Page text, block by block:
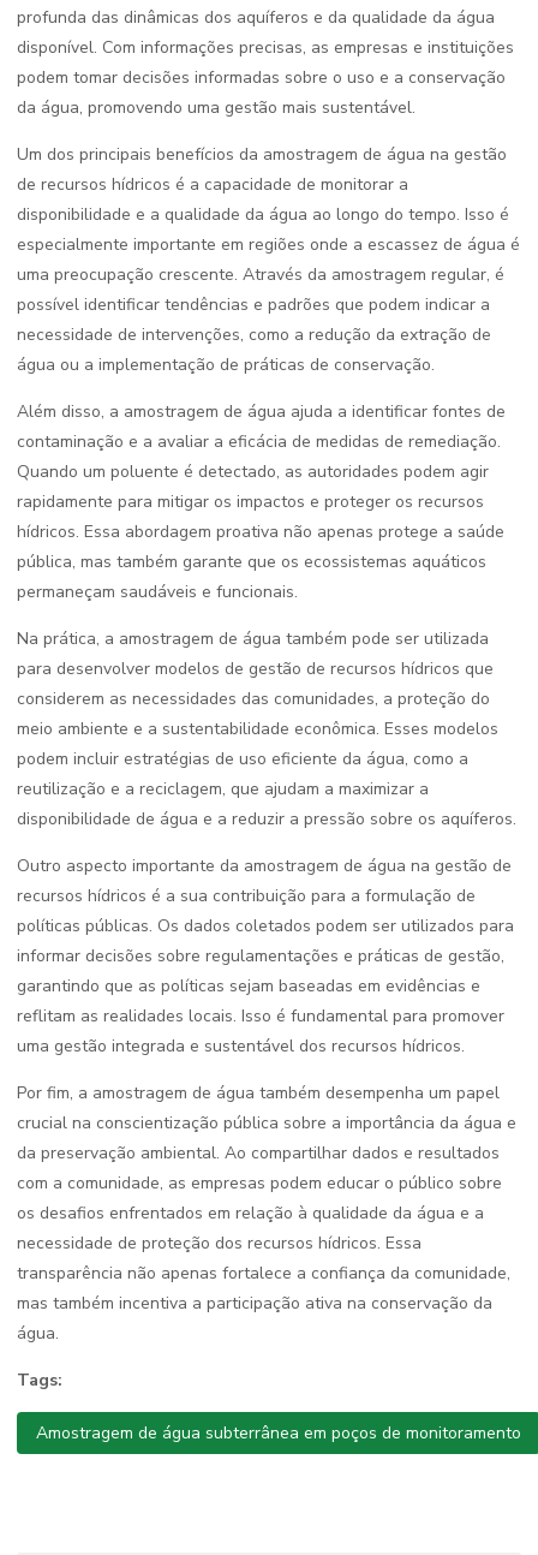
profunda das dinâmicas dos aquíferos e da qualidade da água
disponível. Com informações precisas, as empresas e instituições
podem tomar decisões informadas sobre o uso e a conservação
da água, promovendo uma gestão mais sustentável.
Um dos principais benefícios da amostragem de água na gestão
de recursos hídricos é a capacidade de monitorar a
disponibilidade e a qualidade da água ao longo do tempo. Isso é
especialmente importante em regiões onde a escassez de água é
uma preocupação crescente. Através da amostragem regular, é
possível identificar tendências e padrões que podem indicar a
necessidade de intervenções, como a redução da extração de
água ou a implementação de práticas de conservação.
Além disso, a amostragem de água ajuda a identificar fontes de
contaminação e a avaliar a eficácia de medidas de remediação.
Quando um poluente é detectado, as autoridades podem agir
rapidamente para mitigar os impactos e proteger os recursos
hídricos. Essa abordagem proativa não apenas protege a saúde
pública, mas também garante que os ecossistemas aquáticos
permaneçam saudáveis e funcionais.
Na prática, a amostragem de água também pode ser utilizada
para desenvolver modelos de gestão de recursos hídricos que
considerem as necessidades das comunidades, a proteção do
meio ambiente e a sustentabilidade econômica. Esses modelos
podem incluir estratégias de uso eficiente da água, como a
reutilização e a reciclagem, que ajudam a maximizar a
disponibilidade de água e a reduzir a pressão sobre os aquíferos.
Outro aspecto importante da amostragem de água na gestão de
recursos hídricos é a sua contribuição para a formulação de
políticas públicas. Os dados coletados podem ser utilizados para
informar decisões sobre regulamentações e práticas de gestão,
garantindo que as políticas sejam baseadas em evidências e
reflitam as realidades locais. Isso é fundamental para promover
uma gestão integrada e sustentável dos recursos hídricos.
Por fim, a amostragem de água também desempenha um papel
crucial na conscientização pública sobre a importância da água e
da preservação ambiental. Ao compartilhar dados e resultados
com a comunidade, as empresas podem educar o público sobre
os desafios enfrentados em relação à qualidade da água e a
necessidade de proteção dos recursos hídricos. Essa
transparência não apenas fortalece a confiança da comunidade,
mas também incentiva a participação ativa na conservação da
água.
Tags:
Amostragem de água subterrânea em poços de monitoramento